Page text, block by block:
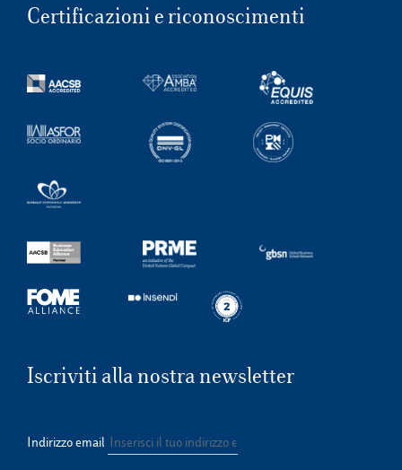
Certificazioni e riconoscimenti
Iscriviti alla nostra newsletter
Indirizzo email